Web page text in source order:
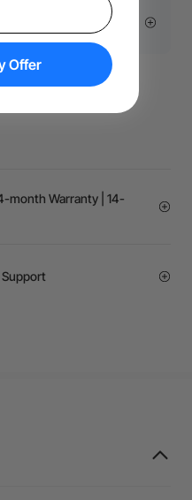
orders.
month Warranty | 14-
Support
Offer